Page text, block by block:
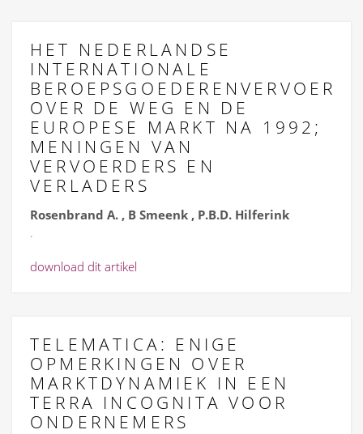
HET NEDERLANDSE
INTERNATIONALE
BEROEPSGOEDERENVERVOER
OVER DE WEG EN DE
EUROPESE MARKT NA 1992;
MENINGEN VAN
VERVOERDERS EN
VERLADERS
Rosenbrand A. , B Smeenk , P.B.D. Hilferink
.
download dit artikel
TELEMATICA: ENIGE
OPMERKINGEN OVER
MARKTDYNAMIEK IN EEN
TERRA INCOGNITA VOOR
ONDERNEMERS